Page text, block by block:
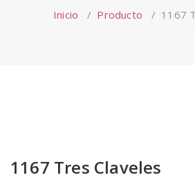
Inicio / Producto / 1167
1167 Tres Claveles